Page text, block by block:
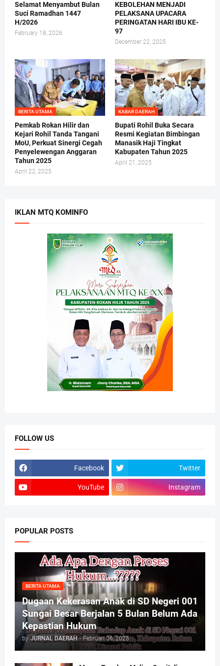
Selamat Menyambut Bulan
Suci Ramadhan 1447
H/2026
February 18, 2026
KEBOLEHAN MENJADI
PELAKSANA UPACARA
PERINGATAN HARI IBU KE-
97
December 22, 2025
BERITA UTAMA
Pemkab Rokan Hilir dan
Kejari Rohil Tanda Tangani
MoU, Perkuat Sinergi Cegah
Penyelewengan Anggaran
Tahun 2025
April 22, 2025
KABAR DAERAH
Bupati Rohil Buka Secara
Resmi Kegiatan Bimbingan
Manasik Haji Tingkat
Kabupaten Tahun 2025
April 21, 2025
IKLAN MTQ KOMINFO
FOLLOW US
Facebook Twitter
YouTube Instagram
POPULAR POSTS
BERITA UTAMA
Dugaan Kekerasan Anak di SD Negeri 001
Sungai Besar Berjalan 5 Bulan Belum Ada
Kepastian Hukum
by JURNAL DAERAH - Februari 06, 2025